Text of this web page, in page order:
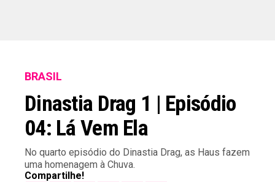
BRASIL
Dinastia Drag 1 | Episódio
04: Lá Vem Ela
No quarto episódio do Dinastia Drag, as Haus fazem
uma homenagem à Chuva.
Compartilhe!